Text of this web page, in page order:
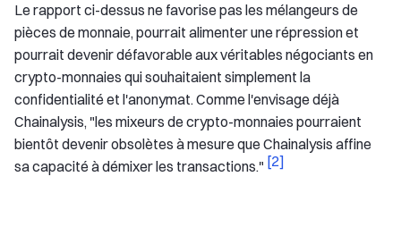
Le rapport ci-dessus ne favorise pas les mélangeurs de
pièces de monnaie, pourrait alimenter une répression et
pourrait devenir défavorable aux véritables négociants en
crypto-monnaies qui souhaitaient simplement la
confidentialité et l'anonymat. Comme l'envisage déjà
Chainalysis, "les mixeurs de crypto-monnaies pourraient
bientôt devenir obsolètes à mesure que Chainalysis affine
sa capacité à démixer les transactions." [2]